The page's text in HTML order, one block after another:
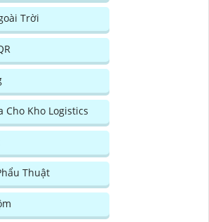
Trời
Cho Kho Logistics
Thuật